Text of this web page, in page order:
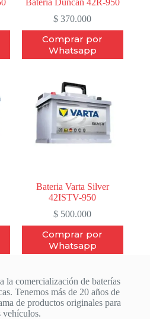
$ 370.000
Comprar por
Whatsapp
Bateria Varta Silver
42ISTV-950
$ 500.000
Comprar por
Whatsapp
la comercialización de baterías
Tenemos más de 20 años de
de productos originales para
vehículos.